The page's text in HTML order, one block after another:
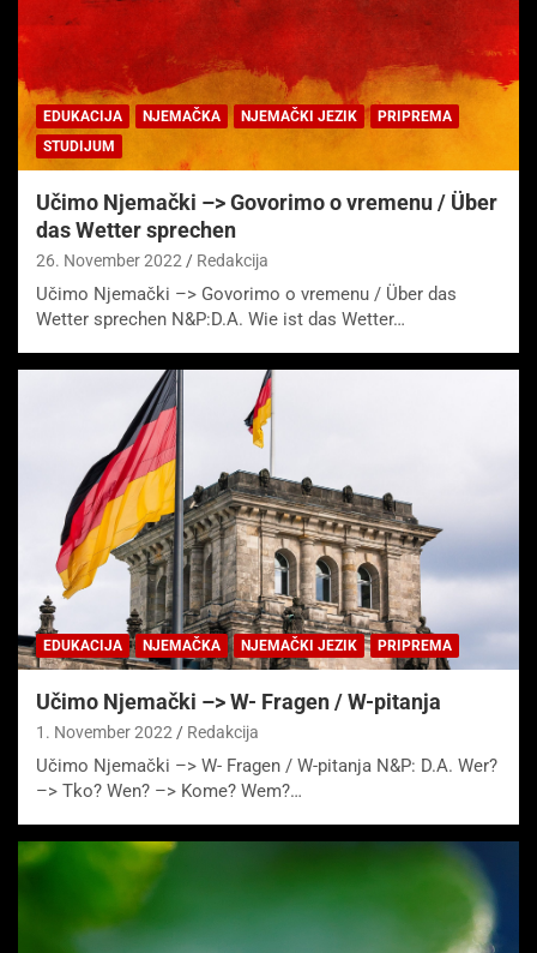
EDUKACIJA NJEMAČKA NJEMAČKI JEZIK
PRIPREMA
STUDIJUM
Učimo Njemački –> Govorimo o vremenu / Über
das Wetter sprechen
26. November 2022 Redakcija
Učimo Njemački –> Govorimo o vremenu / Über das
Wetter sprechen N&P:D.A. Wie ist das Wetter…
EDUKACIJA NJEMAČKA NJEMAČKI JEZIK PRIPREMA
Učimo Njemački –> W- Fragen / W-pitanja
1. November 2022 Redakcija
Učimo Njemački –> W- Fragen / W-pitanja N&P: D.A. Wer?
–> Tko? Wen? –> Kome? Wem?…